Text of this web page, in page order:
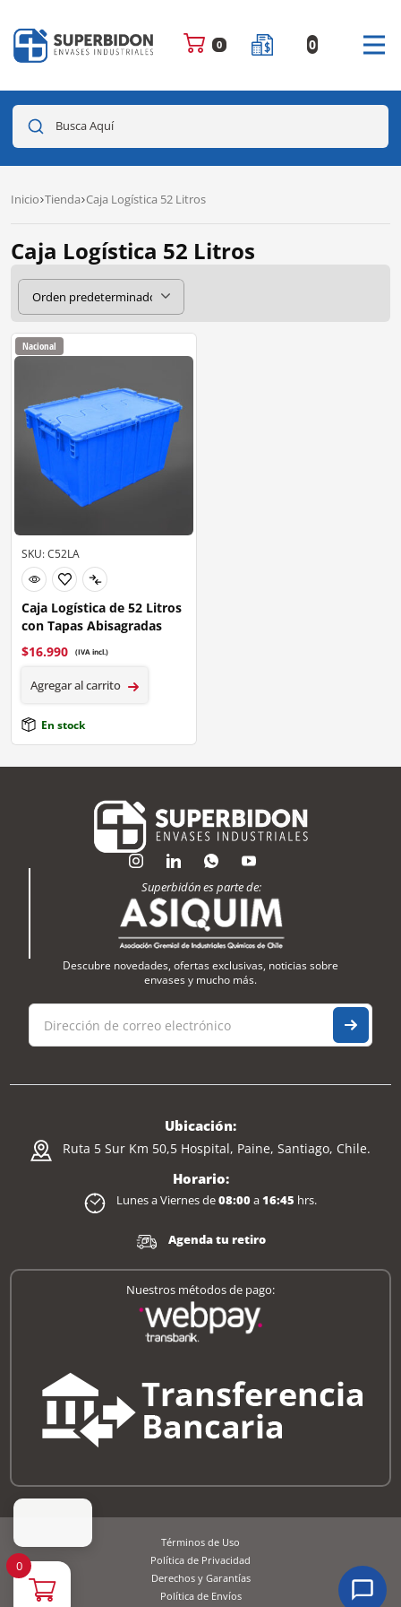
0 0
Busca Aquí
Inicio Tienda Caja Logística 52 Litros
Caja Logística 52 Litros
SKU: C52LA
Nacional
Caja Logística de 52 Litros
con Tapas Abisagradas
$16.990 (IVA incl.)
Agregar al carrito
En stock
Superbidón es parte de:
Descubre novedades, ofertas exclusivas, noticias sobre
envases y mucho más.
Ubicación:
Ruta 5 Sur Km 50,5 Hospital, Paine, Santiago, Chile.
Horario:
Lunes a Viernes de08:00a16:45 hrs.
Agenda tu retiro
Nuestros métodos de pago:
Términos de Uso
Política de Privacidad
Derechos y Garantías
Política de Envíos
0